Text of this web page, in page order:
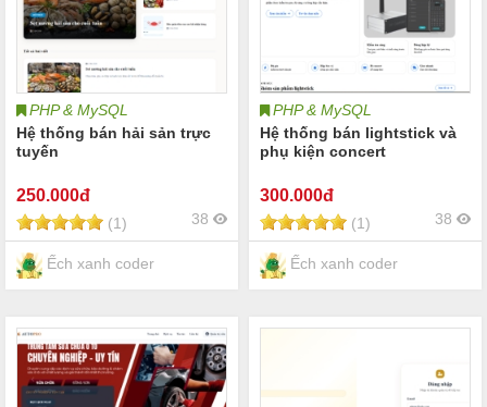
PHP & MySQL
Hệ thống bán hải sản trực
tuyến
250.000đ
(1) 38
Ếch xanh coder
PHP & MySQL
Hệ thống bán lightstick và
phụ kiện concert
300.000đ
(1) 38
Ếch xanh coder